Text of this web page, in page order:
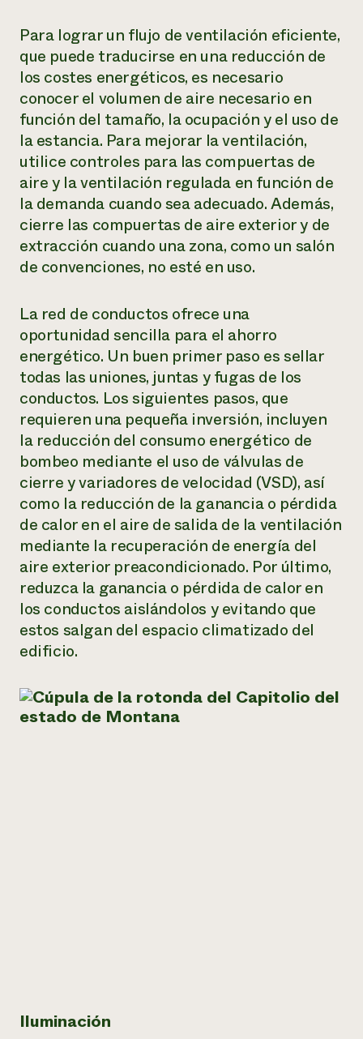
Para lograr un flujo de ventilación eficiente,
que puede traducirse en una reducción de
los costes energéticos, es necesario
conocer el volumen de aire necesario en
función del tamaño, la ocupación y el uso de
la estancia. Para mejorar la ventilación,
utilice controles para las compuertas de
aire y la ventilación regulada en función de
la demanda cuando sea adecuado. Además,
cierre las compuertas de aire exterior y de
extracción cuando una zona, como un salón
de convenciones, no esté en uso.
La red de conductos ofrece una
oportunidad sencilla para el ahorro
energético. Un buen primer paso es sellar
todas las uniones, juntas y fugas de los
conductos. Los siguientes pasos, que
requieren una pequeña inversión, incluyen
la reducción del consumo energético de
bombeo mediante el uso de válvulas de
cierre y variadores de velocidad (VSD), así
como la reducción de la ganancia o pérdida
de calor en el aire de salida de la ventilación
mediante la recuperación de energía del
aire exterior preacondicionado. Por último,
reduzca la ganancia o pérdida de calor en
los conductos aislándolos y evitando que
estos salgan del espacio climatizado del
edificio.
Iluminación